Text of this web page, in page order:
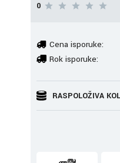
0
Cena isporuke:
Rok isporuke:
RASPOLOŽIVA